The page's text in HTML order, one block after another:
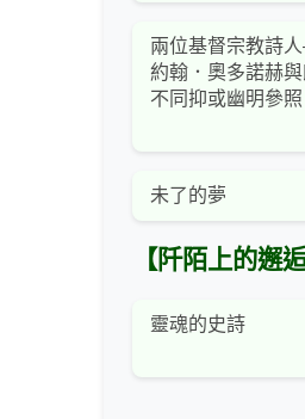
兩位基督宗教詩
約翰．奧多諾赫
不同抑或幽明參照
未了的夢
【阡陌上的邂逅
靈魂的史詩